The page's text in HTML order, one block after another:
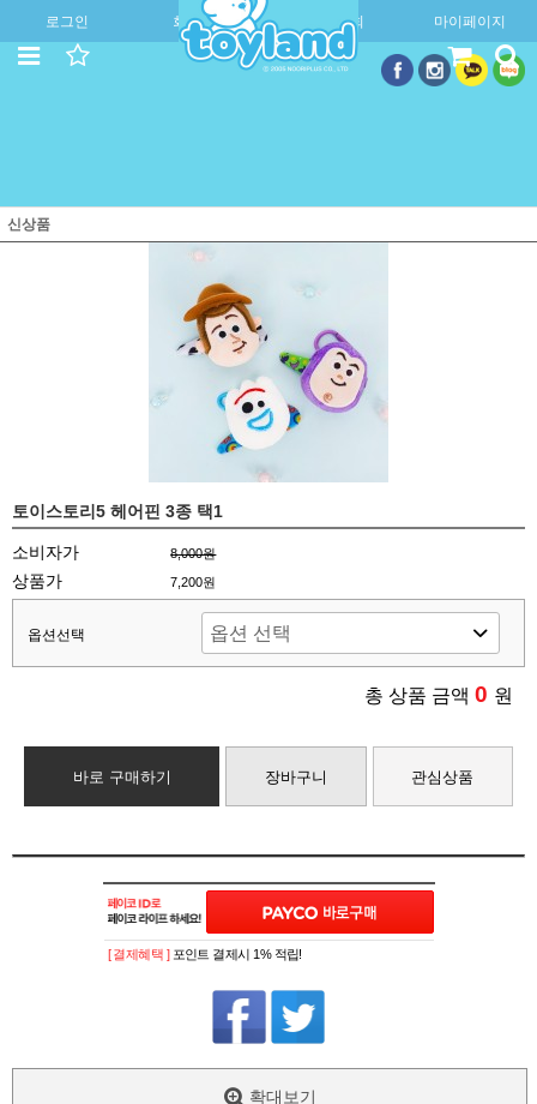
로그인 회원가입 주문조회 마이페이지
신상품
토이스토리5 헤어핀 3종 택1
소비자가 8,000원
상품가 7,200원
옵션선택
총 상품 금액 0 원
바로 구매하기 장바구니 관심상품
[ 결제혜택 ] 포인트 결제시 1% 적립!
확대보기